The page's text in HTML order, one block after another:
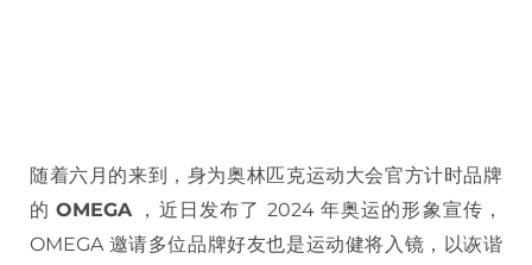
随着六月的来到，身为奥林匹克运动大会官方计时品牌
的OMEGA，近日发布了 2024 年奥运的形象宣传，
OMEGA 邀请多位品牌好友也是运动健将入镜，以诙谐